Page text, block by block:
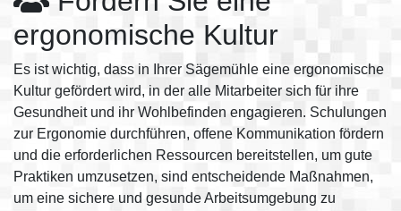
ergonomische Kultur
Es ist wichtig, dass in Ihrer Sägemühle eine ergonomische
Kultur gefördert wird, in der alle Mitarbeiter sich für ihre
Gesundheit und ihr Wohlbefinden engagieren. Schulungen
zur Ergonomie durchführen, offene Kommunikation fördern
und die erforderlichen Ressourcen bereitstellen, um gute
Praktiken umzusetzen, sind entscheidende Maßnahmen,
um eine sichere und gesunde Arbeitsumgebung zu